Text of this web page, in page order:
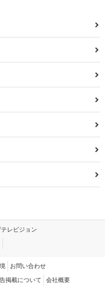
レビジョン
お問い合わせ
掲載について 会社概要